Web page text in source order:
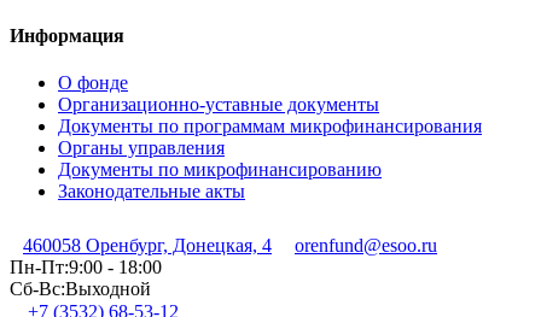
Информация
О фонде
Организационно-уставные документы
Документы по программам микрофинансирования
Органы управления
Документы по микрофинансированию
Законодательные акты
460058 Оренбург, Донецкая, 4
orenfund@esoo.ru
Пн-Пт:9:00 - 18:00
Сб-Вс:Выходной
+7 (3532) 68-53-12